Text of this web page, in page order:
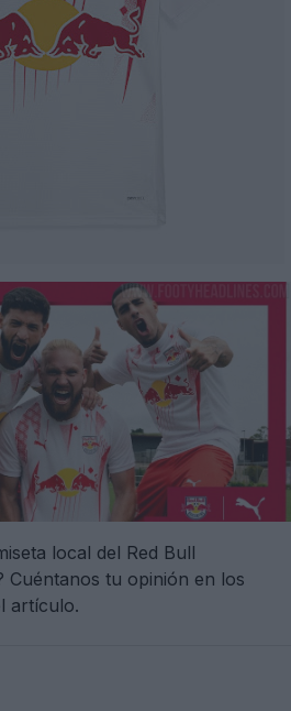
local del Red Bull
Cuéntanos tu opinión en los
artículo.